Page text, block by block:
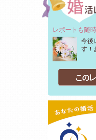
レポートも随
今後
す！
この